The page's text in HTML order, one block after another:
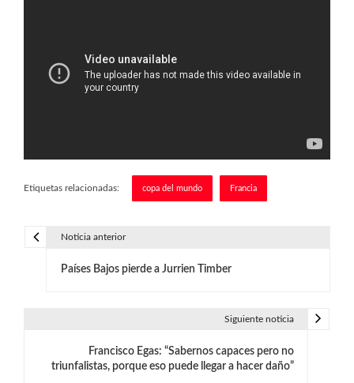
Etiquetas relacionadas: copa del mundo Francia
Noticia anterior
Países Bajos pierde a Jurrien Timber
Siguiente noticia
Francisco Egas: “Sabernos capaces pero no
triunfalistas, porque eso puede llegar a hacer daño”